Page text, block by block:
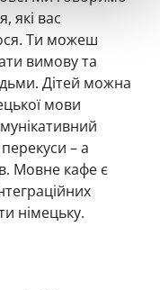
які вас
Ти можеш
вимову та
Дітей можна
мови
– а
Мовне кафе є
німецьку.